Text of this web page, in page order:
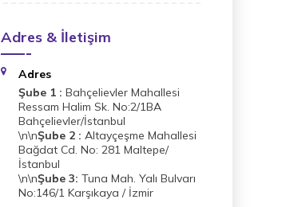
Adres & İletişim
Adres
Şube 1 : Bahçelievler Mahallesi
Ressam Halim Sk. No:2/1BA
Bahçelievler/İstanbul
\n\nŞube 2 : Altayçeşme Mahallesi
Bağdat Cd. No: 281 Maltepe/
İstanbul
\n\nŞube 3: Tuna Mah. Yalı Bulvarı
No:146/1 Karşıkaya / İzmir